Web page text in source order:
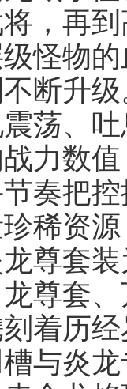
，再
怪物
断升
荡、
力数
奏把
稀资
尊套
尊套
着历
与炎